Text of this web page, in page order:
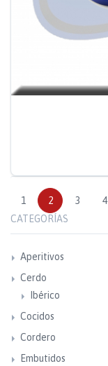
1 2 3 4
CATEGORÍAS
Aperitivos
Cerdo
Ibérico
Cocidos
Cordero
Embutidos